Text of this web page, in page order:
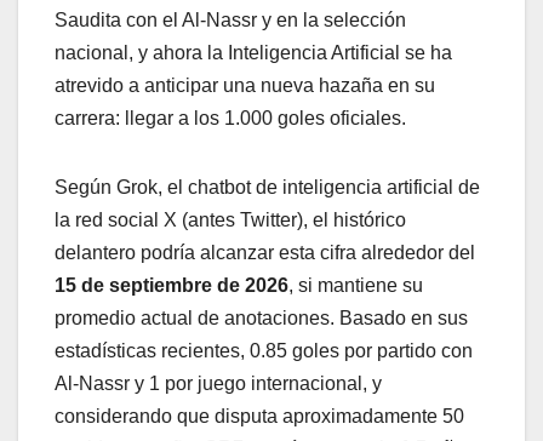
Saudita con el Al-Nassr y en la selección
nacional, y ahora la Inteligencia Artificial se ha
atrevido a anticipar una nueva hazaña en su
carrera: llegar a los 1.000 goles oficiales.
Según Grok, el chatbot de inteligencia artificial de
la red social X (antes Twitter), el histórico
delantero podría alcanzar esta cifra alrededor del
15 de septiembre de 2026, si mantiene su
promedio actual de anotaciones. Basado en sus
estadísticas recientes, 0.85 goles por partido con
Al-Nassr y 1 por juego internacional, y
considerando que disputa aproximadamente 50